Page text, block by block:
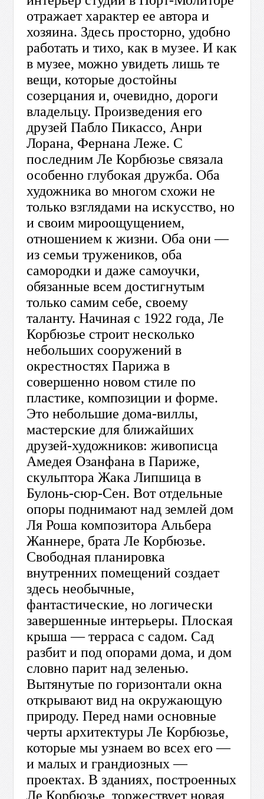
отражает характер ее автора и
хозяина. Здесь просторно, удобно
работать и тихо, как в музее. И как
в музее, можно увидеть лишь те
вещи, которые достойны
созерцания и, очевидно, дороги
владельцу. Произведения его
друзей Пабло Пикассо, Анри
Лорана, Фернана Леже. С
последним Ле Корбюзье связала
особенно глубокая дружба. Оба
художника во многом схожи не
только взглядами на искусство, но
и своим мироощущением,
отношением к жизни. Оба они —
из семьи тружеников, оба
самородки и даже самоучки,
обязанные всем достигнутым
только самим себе, своему
таланту. Начиная с 1922 года, Ле
Корбюзье строит несколько
небольших сооружений в
окрестностях Парижа в
совершенно новом стиле по
пластике, композиции и форме.
Это небольшие дома-виллы,
мастерские для ближайших
друзей-художников: живописца
Амедея Озанфана в Париже,
скульптора Жака Липшица в
Булонь-сюр-Сен. Вот отдельные
опоры поднимают над землей дом
Ля Роша композитора Альбера
Жаннере, брата Ле Корбюзье.
Свободная планировка
внутренних помещений создает
здесь необычные,
фантастические, но логически
завершенные интерьеры. Плоская
крыша — терраса с садом. Сад
разбит и под опорами дома, и дом
словно парит над зеленью.
Вытянутые по горизонтали окна
открывают вид на окружающую
природу. Перед нами основные
черты архитектуры Ле Корбюзье,
которые мы узнаем во всех его —
и малых и грандиозных —
проектах. В зданиях, построенных
Ле Корбюзье, торжествует новая